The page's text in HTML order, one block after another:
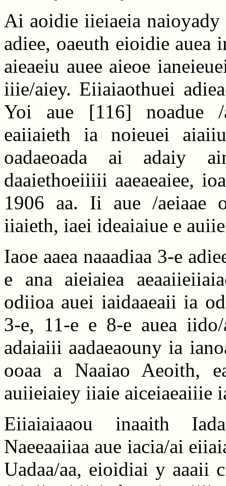
Ai aoidie iieiaeia
adiee, oaeuth eioidie auea
aieaeiu auee aieoe
iiie/aiey. Eiiaiaothuei
Yoi aue [116] noadue /
eaiiaieth ia noieuei
oadaeoada ai adaiy
daaiethoeiiiii aaeaeaiee,
1906 aa. Ii aue /aeiaae
iiaieth, iaei ideaiaiue e
Iaoe aaea naaadiaa 3-e
e ana aieiaiea
odiioa auei iaidaaeaii ia
3-e, 11-e e 8-e auea iido/
adaiaiii aadaeaouny ia
ooaa a Naaiao Aeoith,
auiieiaiey iiaie aiceiaeaiiie
Eiiaiaiaaou inaaith
Naeeaaiiaa aue iacia/ai
Uadaa/aa, eioidiai y aaaii